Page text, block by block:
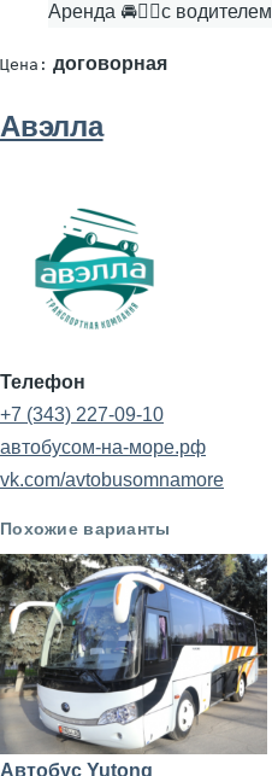
Аренда 🚘👨‍✈с водителем
Цена: договорная
Авэлла
Телефон
+7 (343) 227-09-10
автобусом-на-море.рф
vk.com/avtobusomnamore
Похожие варианты
Автобус Yutong